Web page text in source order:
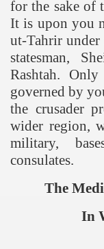
for the sake of
It is upon you
ut-Tahrir
statesman,
Rashtah.
governed by
the crusader
wider region,
military,
consulates.
The
In